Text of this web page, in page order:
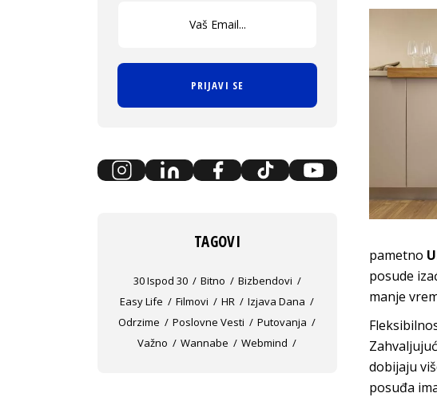
pametno
posude
manje
dobijaju
posuđa
PRIJAVI SE
TAGOVI
30 Ispod 30 Bitno
Bizbendovi
Easy Life
Filmovi HR
Izjava Dana
Odrzime
Poslovne Vesti
Putovanja
Važno
Wannabe Webmind